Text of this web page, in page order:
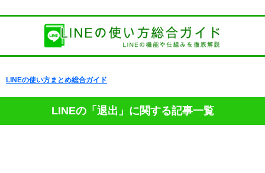
LINEの使い方まとめ総合ガイド
LINEの「退出」に関する記事一覧